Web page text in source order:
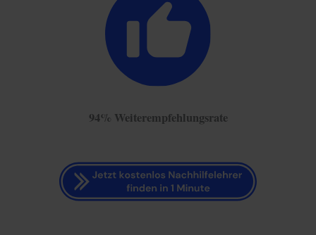
94% Weiterempfehlungsrate